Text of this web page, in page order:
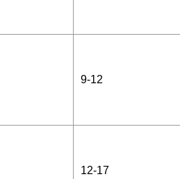
9-12
12-17